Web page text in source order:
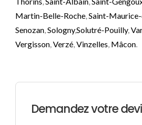
Martin-Belle-Roche, Saint-
Senozan, Sologny,Solutré-Pouilly,
Vergisson, Verzé, Vinzelles Mâcon.
Demandez votre